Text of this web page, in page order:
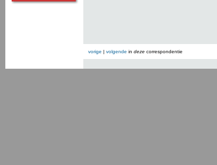
vorige | volgende in deze correspondentie